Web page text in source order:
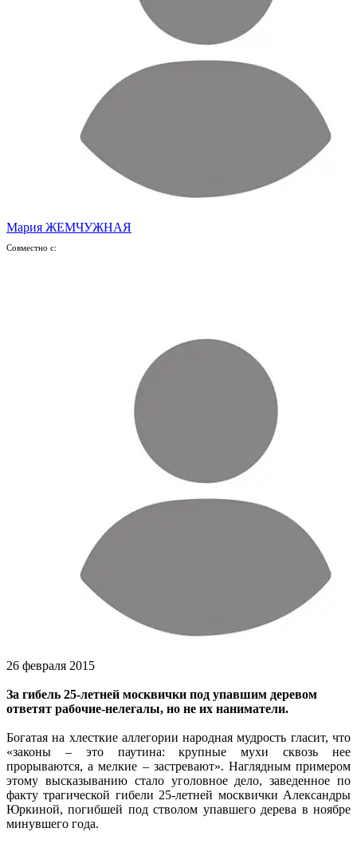
Мария ЖЕМЧУЖНАЯ
Совместно с:
26 февраля 2015
За гибель 25-летней москвички под упавшим деревом
ответят рабочие-нелегалы, но не их наниматели.
Богатая на хлесткие аллегории народная мудрость гласит, что
«законы – это паутина: крупные мухи сквозь нее
прорываются, а мелкие – застревают». Наглядным примером
этому высказыванию стало уголовное дело, заведенное по
факту трагической гибели 25-летней москвички Александры
Юркиной, погибшей под стволом упавшего дерева в ноябре
минувшего года.